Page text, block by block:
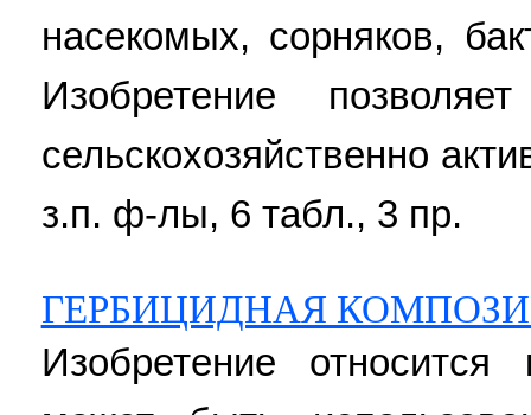
насекомых, сорняков,
Изобретение
сельскохозяйственно
з.п. ф-лы, 6 табл., 3 пр.
ГЕРБИЦИДНАЯ
Изобретение